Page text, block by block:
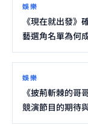
娛樂
《現在就出發》
藝選角名單為何
娛樂
《披荊斬棘的哥
競演節目的期待